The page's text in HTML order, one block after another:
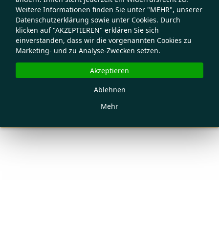
Weitere Informationen finden Sie unter "MEHR", unserer
Datenschutzerklärung sowie unter Cookies. Durch
klicken auf "AKZEPTIEREN" erklären Sie sich
einverstanden, dass wir die vorgenannten Cookies zu
Marketing- und zu Analyse-Zwecken setzen.
Mehr
Ablehnen
Akzeptieren